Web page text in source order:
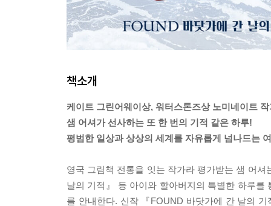
책소개
케이트 그린어웨이상, 워터스톤즈상 노미네이트 작
샘 어셔가 선사하는 또 한 번의 기적 같은 하루!
평범한 일상과 상상의 세계를 자유롭게 넘나드는
영국 그림책 전통을 잇는 작가라 평가받는 샘 어
날의 기적』 등 아이와 할아버지의 특별한 하루
를 안내한다. 신작 『FOUND 바닷가에 간 날의